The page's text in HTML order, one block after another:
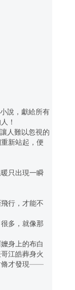
說，獻給所有
！
人難以忽視的
新站起，便
只出現一瞬
行，才能不
多，就像那
身上的布白
江皓葬身火
脩才發現——